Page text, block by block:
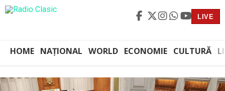
LIVE
HOME NAȚIONAL WORLD ECONOMIE CULTURĂ